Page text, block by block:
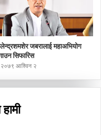
जबरालाई महाअभियोग
सिफारिस
२०७९ आश्विन २